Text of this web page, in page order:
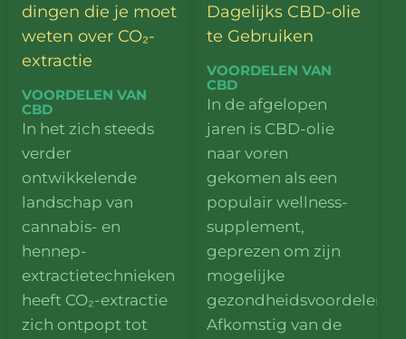
dingen die je moet
weten over CO₂-
extractie
VOORDELEN VAN
CBD
In het zich steeds
verder
ontwikkelende
landschap van
cannabis- en
hennep-
extractietechnieken
heeft CO₂-extractie
zich ontpopt tot
Dagelijks CBD-olie
te Gebruiken
VOORDELEN VAN
CBD
In de afgelopen
jaren is CBD-olie
naar voren
gekomen als een
populair wellness-
supplement,
geprezen om zijn
mogelijke
gezondheidsvoordelen.
Afkomstig van de